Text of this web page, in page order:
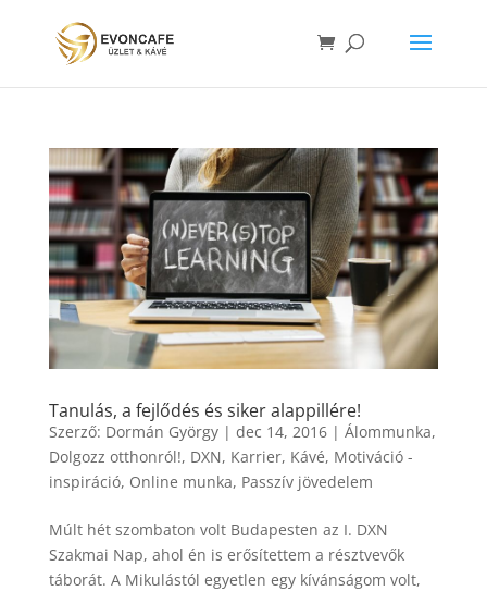
Tanulás, a fejlődés és siker alappillére!
Szerző: Dormán György| dec 14, 2016| Álommunka,
Dolgozz otthonról!, DXN, Karrier, Kávé, Motiváció -
inspiráció, Online munka, Passzív jövedelem
Múlt hét szombaton volt Budapesten az I. DXN
Szakmai Nap, ahol én is erősítettem a résztvevők
táborát. A Mikulástól egyetlen egy kívánságom volt,